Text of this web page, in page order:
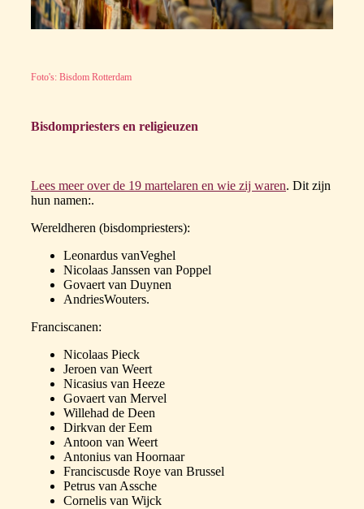
Foto's: Bisdom Rotterdam
Bisdompriesters en religieuzen
Lees meer over de 19 martelaren en wie zij waren. Dit zijn
hun namen:.
Wereldheren (bisdompriesters):
Leonardus vanVeghel
Nicolaas Janssen van Poppel
Govaert van Duynen
AndriesWouters.
Franciscanen:
Nicolaas Pieck
Jeroen van Weert
Nicasius van Heeze
Govaert van Mervel
Willehad de Deen
Dirkvan der Eem
Antoon van Weert
Antonius van Hoornaar
Franciscusde Roye van Brussel
Petrus van Assche
Cornelis van Wijck